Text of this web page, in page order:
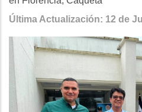
Última Actualización: 12 de